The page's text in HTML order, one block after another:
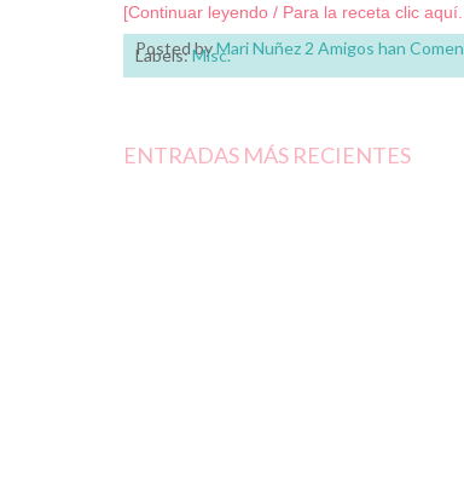
[Continuar leyendo / Para la receta clic
Posted byMari Nuñez 2 Amigos han
Labels:Misc.
ENTRADAS MÁS RECIENTES